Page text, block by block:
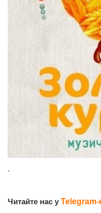
.
Читайте нас у Telegram-